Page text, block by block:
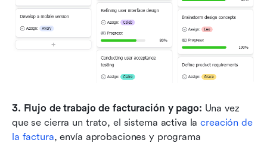
3. Flujo de trabajo de facturación y pago: Una vez
que se cierra un trato, el sistema activa la creación de
la factura, envía aprobaciones y programa